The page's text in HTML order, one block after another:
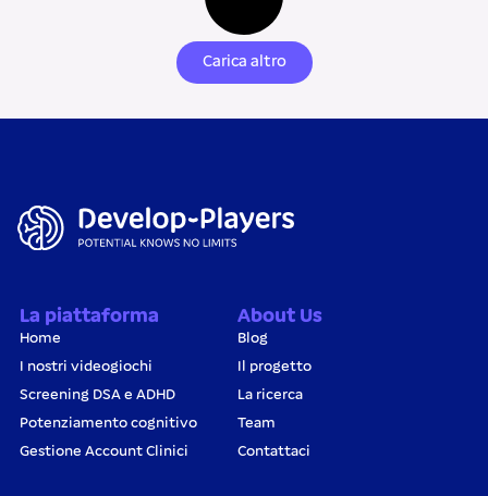
Carica altro
La piattaforma
Home
I nostri videogiochi
Screening DSA e ADHD
Potenziamento cognitivo
Gestione Account Clinici
About Us
Blog
Il progetto
La ricerca
Team
Contattaci